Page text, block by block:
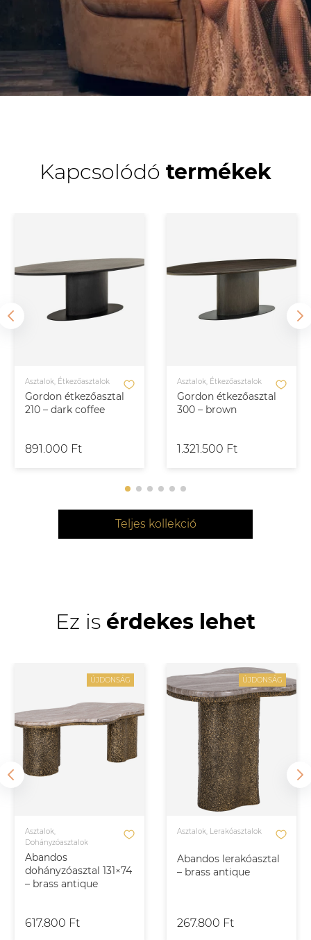
Kapcsolódó termékek
Gordon étkezőasztal
210 – dark coffee
Asztalok, Étkezőasztalok
891.000 Ft
Gordon étkezőasztal
300 – brown
Asztalok, Étkezőasztalok
1.321.500 Ft
Teljes kollekció
Ez is érdekes lehet
ÚJDONSÁG
Abandos
dohányzóasztal 131×74
– brass antique
Asztalok,
Dohányzóasztalok
617.800 Ft
ÚJDONSÁG
Abandos lerakóasztal
– brass antique
Asztalok, Lerakóasztalok
267.800 Ft